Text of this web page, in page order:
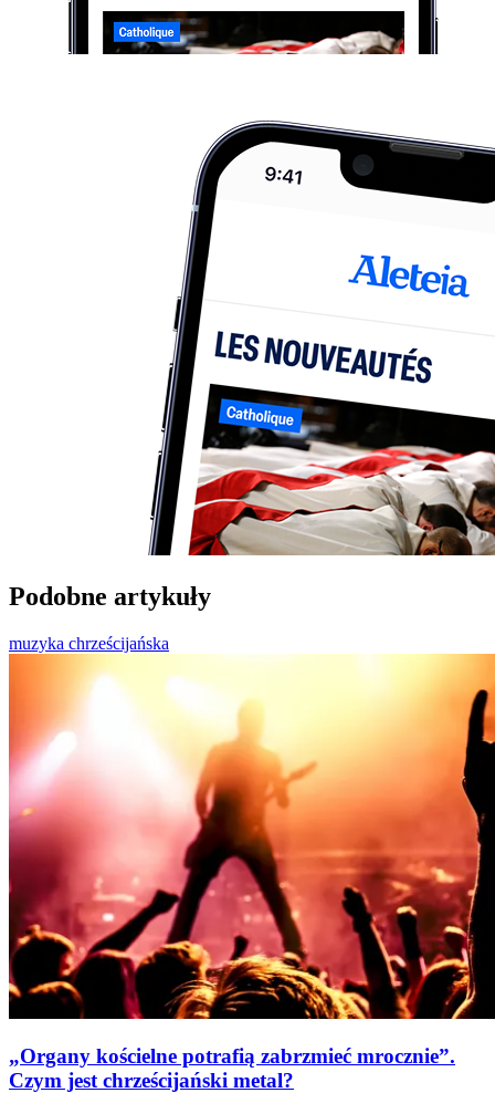
Podobne artykuły
muzyka chrześcijańska
„Organy kościelne potrafią zabrzmieć mrocznie”.
Czym jest chrześcijański metal?